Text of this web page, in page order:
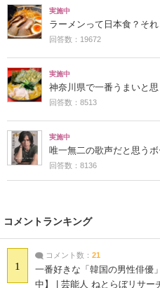
実施中
ラーメンって日本食？そ
回答数：19672
実施中
神奈川県で一番うまいと
回答数：8513
実施中
唯一無二の歌声だと思う
回答数：8136
コメントランキング
1
コメント数： 21
一番好きな「韓国の男性俳優
中】 | 芸能人 ねとらぼリサー